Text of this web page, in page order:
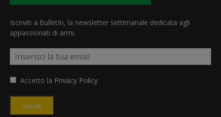
Iscriviti a BulletIn, la newsletter settimanale dedicata agli
appassionati di armi.
Accetto la Privacy Policy
Iscriviti